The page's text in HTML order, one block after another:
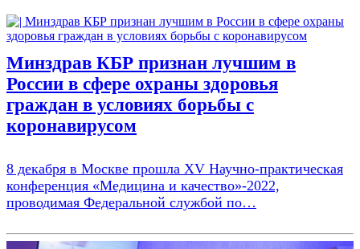
Минздрав КБР признан лучшим в
России в сфере охраны здоровья
граждан в условиях борьбы с
коронавирусом
8 декабря в Москве прошла XV Научно-практическая
конференция «Медицина и качество»-2022,
проводимая Федеральной службой по…